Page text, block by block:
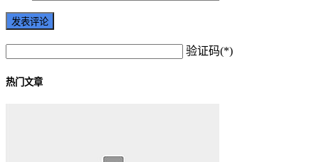
验证码(*)
热门文章